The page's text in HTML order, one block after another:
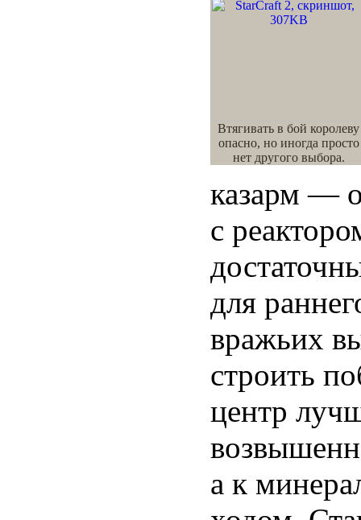
Втягивать в бой королеву
опасно, но иногда просто
нет другого выбора.
казарм —
с
для
вражьих
строить
центр
а к